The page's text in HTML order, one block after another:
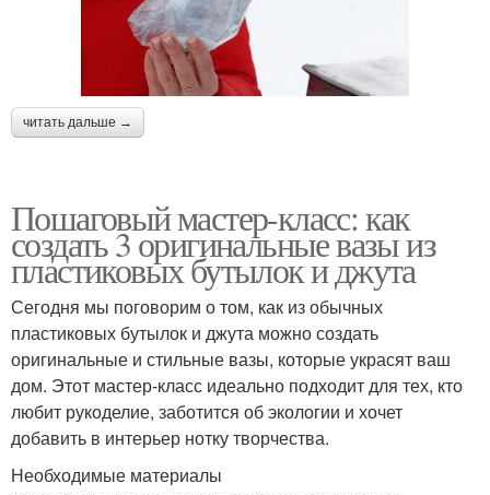
читать дальше →
Пошаговый мастер-класс: как
создать 3 оригинальные вазы из
пластиковых бутылок и джута
Сегодня мы поговорим о том, как из обычных
пластиковых бутылок и джута можно создать
оригинальные и стильные вазы, которые украсят ваш
дом. Этот мастер-класс идеально подходит для тех, кто
любит рукоделие, заботится об экологии и хочет
добавить в интерьер нотку творчества.
Необходимые материалы